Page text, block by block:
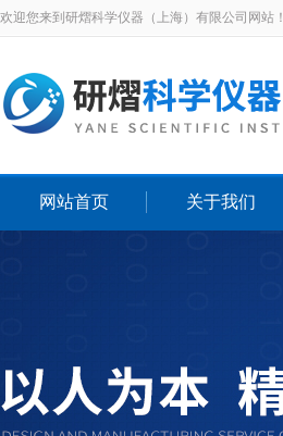
欢迎您来到研熠科学仪器（上海）有限公司网站！
网站首页 关于我们